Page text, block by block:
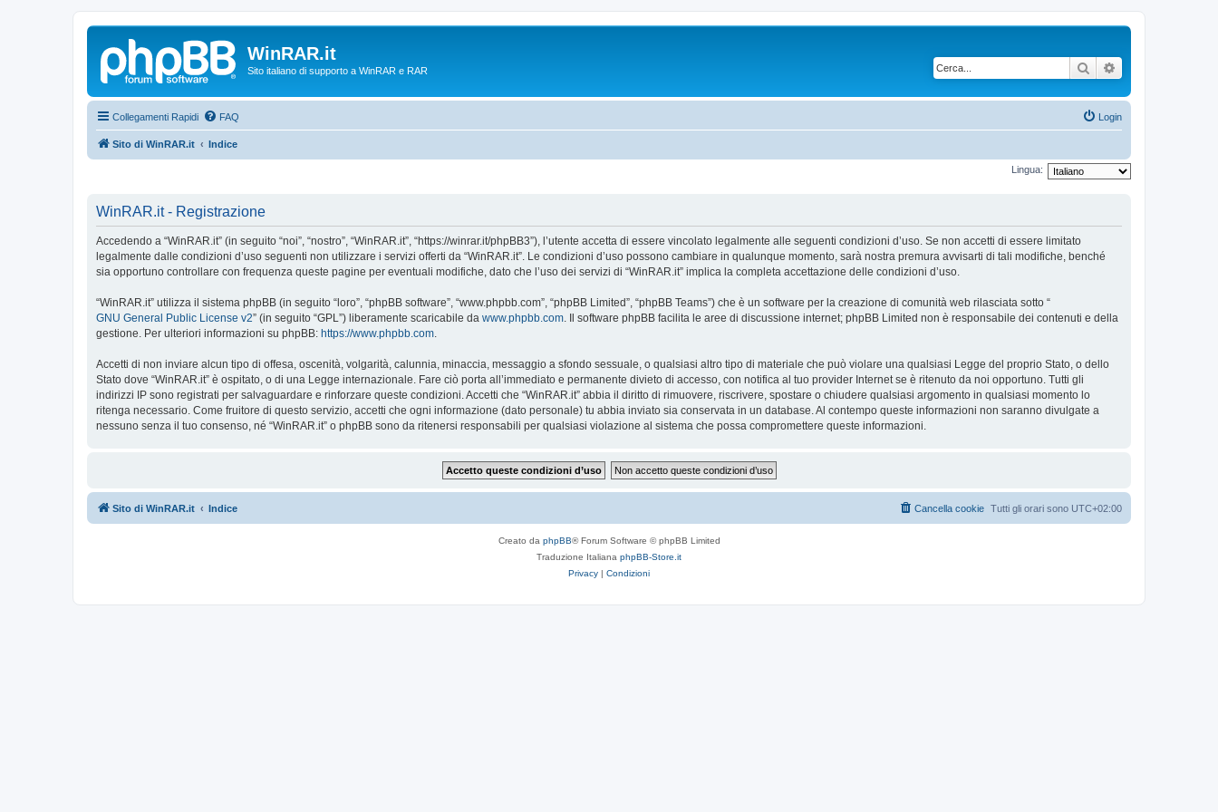
WinRAR.it
Sito italiano di supporto a WinRAR e RAR Cerca
Collegamenti Rapidi FAQ Login
Sito di WinRAR.it Indice
Lingua:
WinRAR.it - Registrazione
Accedendo a “WinRAR.it” (in seguito “noi”, “nostro”, “WinRAR.it”, “https://winrar.it/phpBB3”), l’utente accetta di essere vincolato legalmente alle seguenti condizioni d’uso. Se non accetti di essere limitato
legalmente dalle condizioni d’uso seguenti non utilizzare i servizi offerti da “WinRAR.it”. Le condizioni d’uso possono cambiare in qualunque momento, sarà nostra premura avvisarti di tali modifiche, benché
sia opportuno controllare con frequenza queste pagine per eventuali modifiche, dato che l’uso dei servizi di “WinRAR.it” implica la completa accettazione delle condizioni d’uso.
“WinRAR.it” utilizza il sistema phpBB (in seguito “loro”, “phpBB software”, “www.phpbb.com”, “phpBB Limited”, “phpBB Teams”) che è un software per la creazione di comunità web rilasciata sotto “
GNU General Public License v2” (in seguito “GPL”) liberamente scaricabile da www.phpbb.com. Il software phpBB facilita le aree di discussione internet; phpBB Limited non è responsabile dei contenuti e della
gestione. Per ulteriori informazioni su phpBB: https://www.phpbb.com.
Accetti di non inviare alcun tipo di offesa, oscenità, volgarità, calunnia, minaccia, messaggio a sfondo sessuale, o qualsiasi altro tipo di materiale che può violare una qualsiasi Legge del proprio Stato, o dello
Stato dove “WinRAR.it” è ospitato, o di una Legge internazionale. Fare ciò porta all’immediato e permanente divieto di accesso, con notifica al tuo provider Internet se è ritenuto da noi opportuno. Tutti gli
indirizzi IP sono registrati per salvaguardare e rinforzare queste condizioni. Accetti che “WinRAR.it” abbia il diritto di rimuovere, riscrivere, spostare o chiudere qualsiasi argomento in qualsiasi momento lo
ritenga necessario. Come fruitore di questo servizio, accetti che ogni informazione (dato personale) tu abbia inviato sia conservata in un database. Al contempo queste informazioni non saranno divulgate a
nessuno senza il tuo consenso, né “WinRAR.it” o phpBB sono da ritenersi responsabili per qualsiasi violazione al sistema che possa compromettere queste informazioni.
Sito di WinRAR.it Indice Tutti gli orari sono UTC+02:00
Cancella cookie
Creato da phpBB® Forum Software © phpBB Limited
Traduzione Italiana phpBB-Store.it
Privacy | Condizioni